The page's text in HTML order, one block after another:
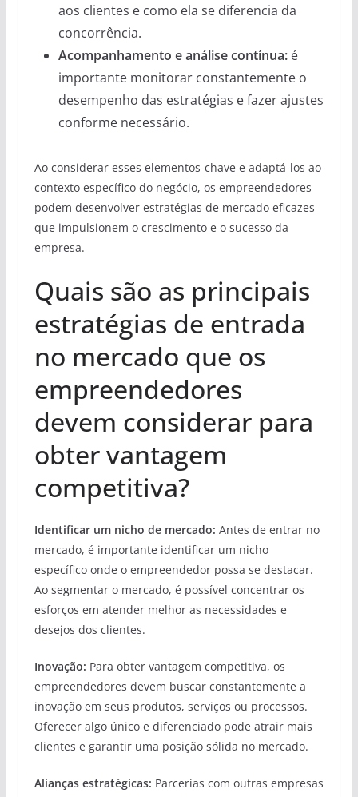
aos clientes e como ela se diferencia da
concorrência.
Acompanhamento e análise contínua:é
importante monitorar constantemente o
desempenho das estratégias e fazer ajustes
conforme necessário.
Ao considerar esses elementos-chave e adaptá-los ao
contexto específico do negócio, os empreendedores
podem desenvolver estratégias de mercado eficazes
que impulsionem o crescimento e o sucesso da
empresa.
Quais são as principais
estratégias de entrada
no mercado que os
empreendedores
devem considerar para
obter vantagem
competitiva?
Identificar um nicho de mercado: Antes de entrar no
mercado, é importante identificar um nicho
específico onde o empreendedor possa se destacar.
Ao segmentar o mercado, é possível concentrar os
esforços em atender melhor as necessidades e
desejos dos clientes.
Inovação: Para obter vantagem competitiva, os
empreendedores devem buscar constantemente a
inovação em seus produtos, serviços ou processos.
Oferecer algo único e diferenciado pode atrair mais
clientes e garantir uma posição sólida no mercado.
Alianças estratégicas: Parcerias com outras empresas